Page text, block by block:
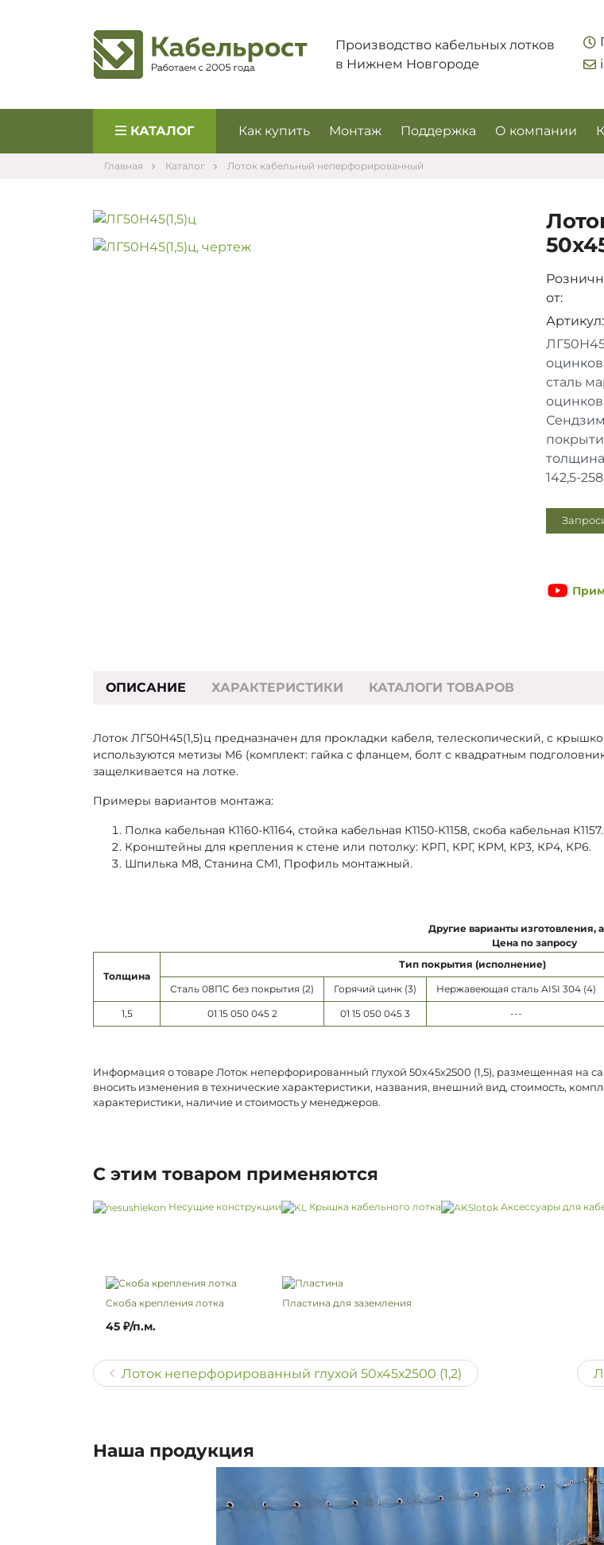
Производство кабельных лотков
в Нижнем Новгороде
КАТАЛОГ Как купить Монтаж Поддержка О компании
Главная Каталог Лоток кабельный неперфорированный
от:
Артикул:
сталь
толщина
142,5-
ОПИСАНИЕ ХАРАКТЕРИСТИКИ КАТАЛОГИ ТОВАРОВ
Лоток ЛГ50Н45(1,5)ц предназначен для прокладки кабеля, телескопический, с
используются метизы М6 (комплект: гайка с фланцем, болт с квадратным
защелкивается на лотке.
Примеры вариантов монтажа:
Полка кабельная К1160-К1164, стойка кабельная К1150-К1158, скоба кабельная К1157.
Кронштейны для крепления к стене или потолку: КРП, КРГ, КРМ, КР3, КР4, КР6.
Шпилька М8, Станина СМ1, Профиль монтажный.
Другие варианты изготовления,
Цена по запросу
Толщина
Тип покрытия (исполнение)
Сталь 08ПС без покрытия (2)
Горячий цинк (3) Нержавеющая сталь AISI 304 (4)
1,5 01 15 050 045 2 01 15 050 045 3 ---
Информация о товаре Лоток неперфорированный глухой 50х45х2500 (1,5), размещенная на
вносить изменения в технические характеристики, названия, внешний вид, стоимость,
характеристики, наличие и стоимость у менеджеров.
С этим товаром применяются
Несущие конструкции Крышка кабельного лотка Аксессуары для
Скоба крепления лотка
45 ₽/п.м.
Пластина для заземления
Лоток неперфорированный глухой 50х45х2500 (1,2)
Наша продукция
Укажите контакты для связи и
предложим лучшие варианты по
сроки и подберём
Запросить цены